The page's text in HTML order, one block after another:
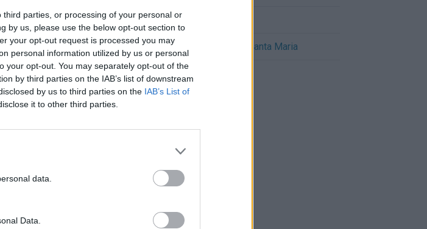
parties, or processing of your personal or
by us, please use the below opt-out section to
your opt-out request is processed you may
personal information utilized by us or personal
your opt-out. You may separately opt-out of the
by third parties on the IAB’s list of downstream
by us to third parties on the IAB’s List of
it to other third parties.
data.
Data.
Cómo llegar a Masó
Cómo llegar a Pla de Santa Maria